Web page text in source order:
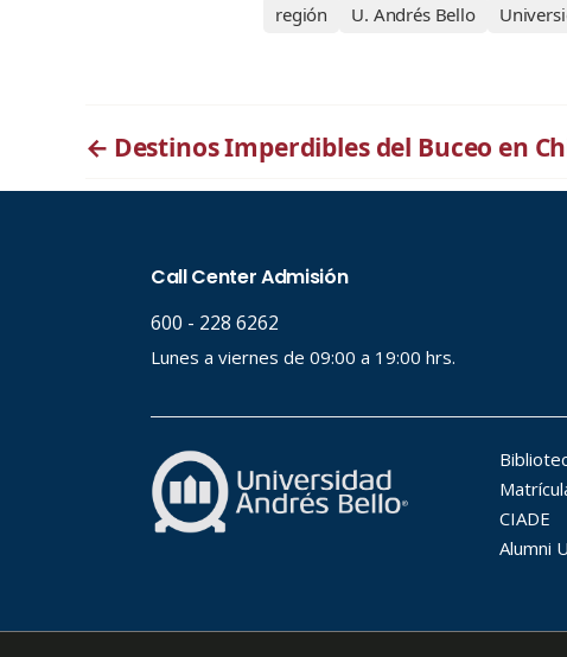
región
U. Andrés Bello
← Destinos Imperdibles del Buceo en